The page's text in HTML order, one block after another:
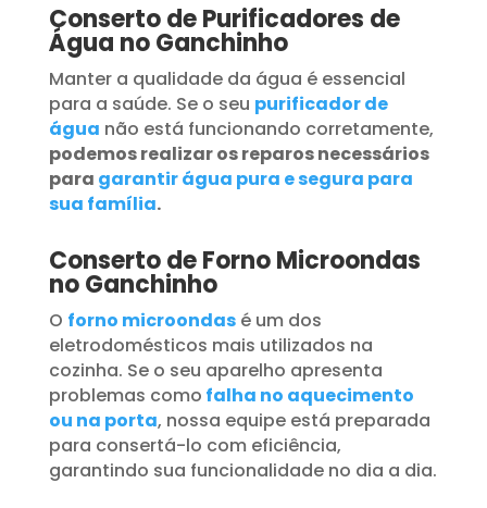
Conserto de Purificadores de
Água no Ganchinho
Manter a qualidade da água é essencial
para a saúde. Se o seu purificador de
água não está funcionando corretamente,
podemos realizar os reparos necessários
para garantir água pura e segura para
sua família.
Conserto de Forno Microondas
no Ganchinho
O forno microondasé um dos
eletrodomésticos mais utilizados na
cozinha. Se o seu aparelho apresenta
problemas como falha no aquecimento
ou na porta, nossa equipe está preparada
para consertá-lo com eficiência,
garantindo sua funcionalidade no dia a dia.